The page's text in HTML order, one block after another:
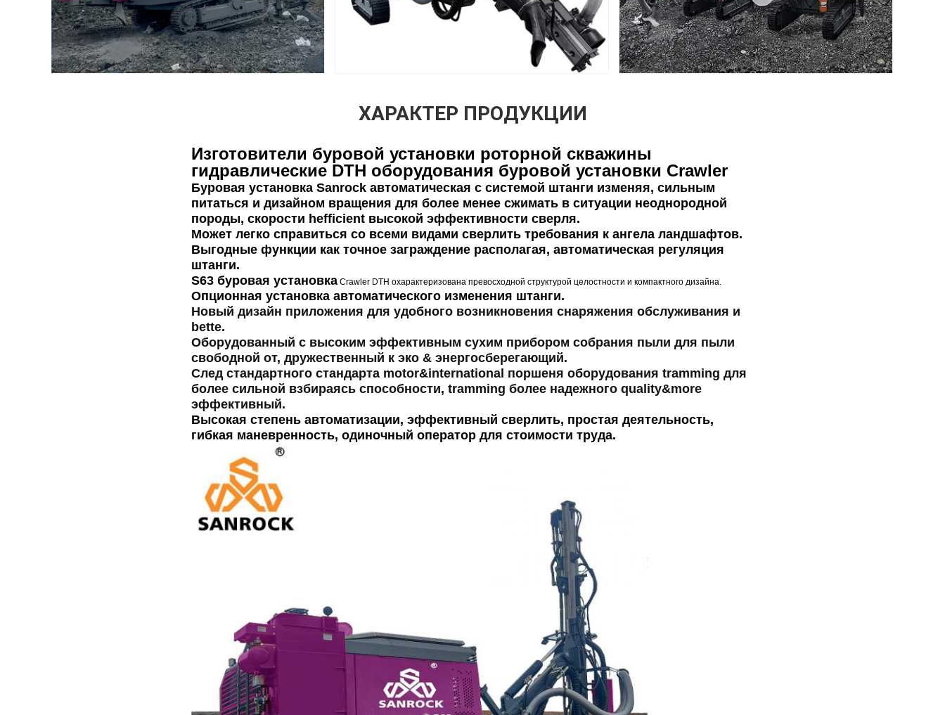
ХАРАКТЕР ПРОДУКЦИИ
Изготовители буровой установки роторной скважины
гидравлические DTH оборудования буровой установки Crawler
Буровая установка Sanrock автоматическая с системой штанги изменяя, сильным
питаться и дизайном вращения для более менее сжимать в ситуации неоднородной
породы, скорости hefficient высокой эффективности сверля.
Может легко справиться со всеми видами сверлить требования к ангела ландшафтов.
Выгодные функции как точное заграждение располагая, автоматическая регуляция
штанги.
S63 буровая установка Crawler DTH охарактеризована превосходной структурой целостности и компактного дизайна.
Опционная установка автоматического изменения штанги.
Новый дизайн приложения для удобного возникновения снаряжения обслуживания и
bette.
Оборудованный с высоким эффективным сухим прибором собрания пыли для пыли
свободной от, дружественный к эко & энергосберегающий.
След стандартного стандарта motor&international поршеня оборудования tramming для
более сильной взбираясь способности, tramming более надежного quality&more
эффективный.
Высокая степень автоматизации, эффективный сверлить, простая деятельность,
гибкая маневренность, одиночный оператор для стоимости труда.